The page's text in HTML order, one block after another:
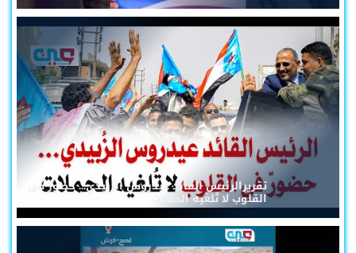
تقريرالرئيس القائد عيدروس الزُبيدي... حضورٌ في
القلوب لا تُلغيه الحملات